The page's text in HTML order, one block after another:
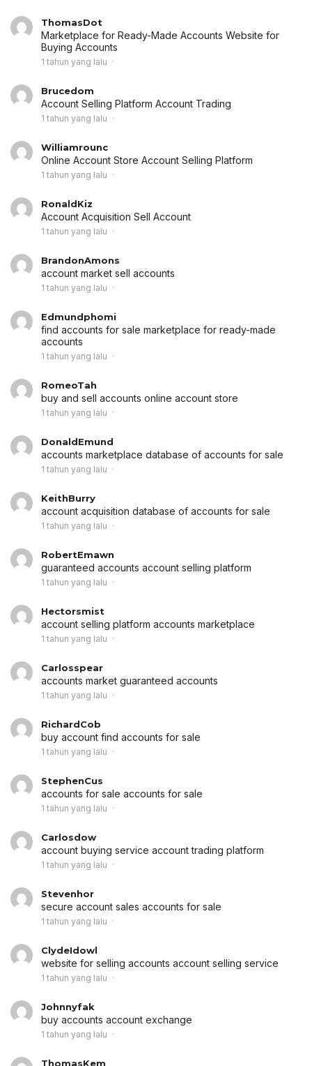
ThomasDot
Marketplace for Ready-Made Accounts Website for
Buying Accounts
1 tahun yang lalu
Brucedom
Account Selling Platform Account Trading
1 tahun yang lalu
Williamrounc
Online Account Store Account Selling Platform
1 tahun yang lalu
RonaldKiz
Account Acquisition Sell Account
1 tahun yang lalu
BrandonAmons
account market sell accounts
1 tahun yang lalu
Edmundphomi
find accounts for sale marketplace for ready-made
accounts
1 tahun yang lalu
RomeoTah
buy and sell accounts online account store
1 tahun yang lalu
DonaldEmund
accounts marketplace database of accounts for sale
1 tahun yang lalu
KeithBurry
account acquisition database of accounts for sale
1 tahun yang lalu
RobertEmawn
guaranteed accounts account selling platform
1 tahun yang lalu
Hectorsmist
account selling platform accounts marketplace
1 tahun yang lalu
Carlosspear
accounts market guaranteed accounts
1 tahun yang lalu
RichardCob
buy account find accounts for sale
1 tahun yang lalu
StephenCus
accounts for sale accounts for sale
1 tahun yang lalu
Carlosdow
account buying service account trading platform
1 tahun yang lalu
Stevenhor
secure account sales accounts for sale
1 tahun yang lalu
ClydeIdowl
website for selling accounts account selling service
1 tahun yang lalu
Johnnyfak
buy accounts account exchange
1 tahun yang lalu
ThomasKem